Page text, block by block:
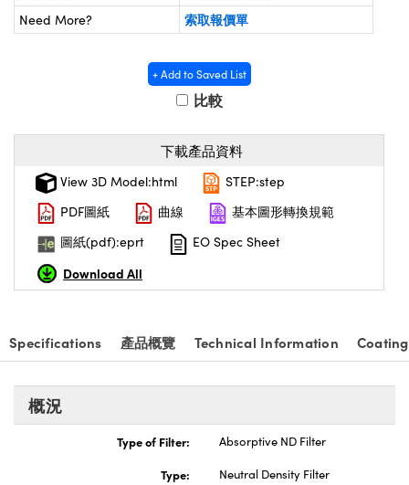
鏡
| 成像系統
Components | SCHOTT 光學
Need More?
索取報價單
+ Add to Saved List
比較
下載產品資料
View 3D Model:html
STEP:step
PDF圖紙
曲線
基本圖形轉換規範
圖紙(pdf):eprt
EO Spec Sheet
Download All
Specifications 產品概覽 Technical Information
概況
Type of Filter:
Absorptive ND Filter
Type:
Neutral Density Filter